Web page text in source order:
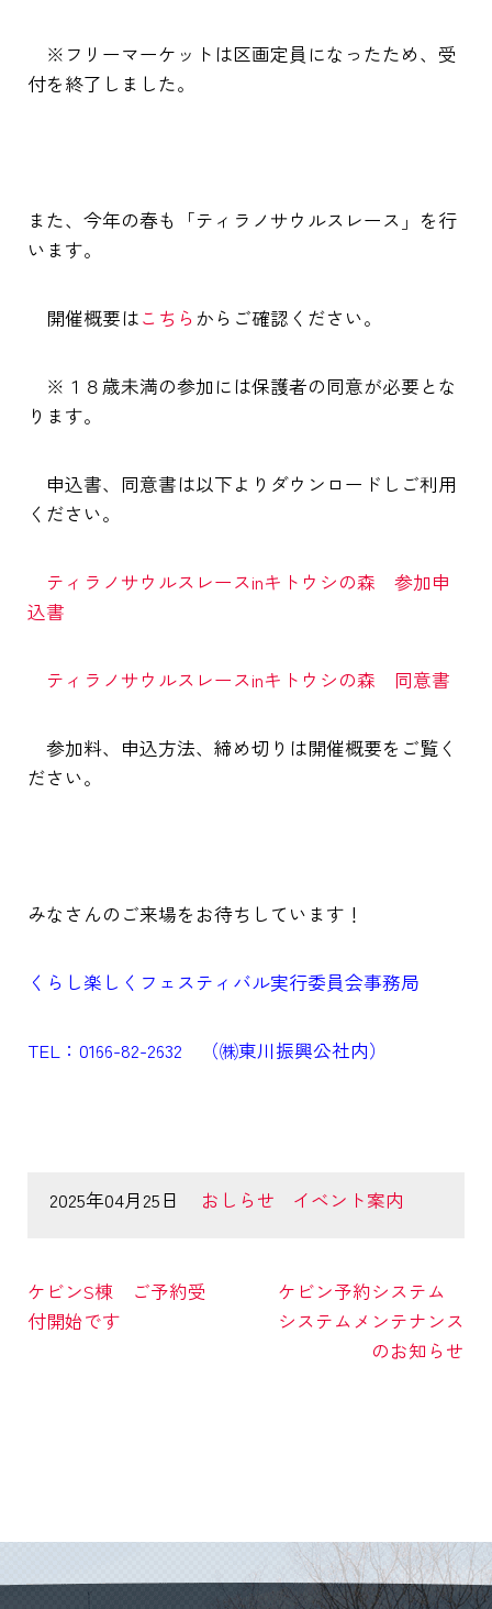
※フリーマーケットは区画定員になったため、受
付を終了しました。
また、今年の春も「ティラノサウルスレース」を行
います。
開催概要はこちら からご確認ください。
※１８歳未満の参加には保護者の同意が必要とな
ります。
申込書、同意書は以下よりダウンロードしご利用
ください。
ティラノサウルスレースinキトウシの森 参加申
込書
ティラノサウルスレースinキトウシの森 同意書
参加料、申込方法、締め切りは開催概要をご覧く
ださい。
みなさんのご来場をお待ちしています！
くらし楽しくフェスティバル実行委員会事務局
TEL：0166-82-2632 （㈱東川振興公社内）
2025年04月25日 おしらせ イベント案内
ケビンS棟 ご予約受
付開始です
ケビン予約システム
システムメンテナンス
のお知らせ